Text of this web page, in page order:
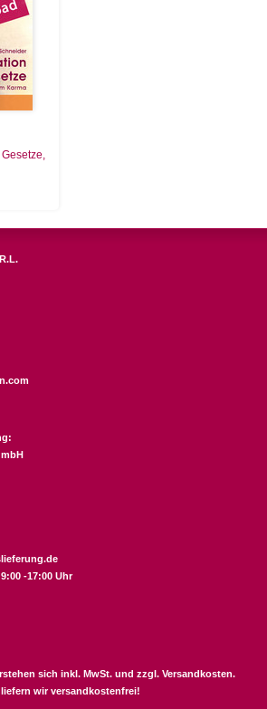
-17:00 Uhr
sich inkl. MwSt. und zzgl. Versandkosten.
wir versandkostenfrei!